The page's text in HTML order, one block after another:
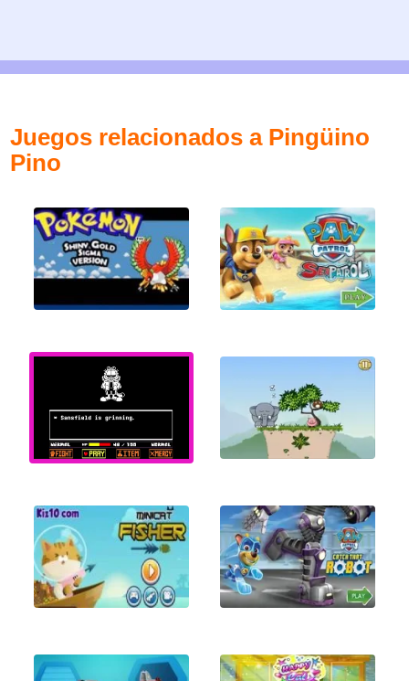
Juegos relacionados a Pingüino
Pino